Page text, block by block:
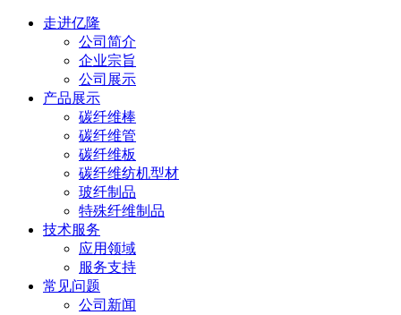
走进亿隆
公司简介
企业宗旨
公司展示
产品展示
碳纤维棒
碳纤维管
碳纤维板
碳纤维纺机型材
玻纤制品
特殊纤维制品
技术服务
应用领域
服务支持
常见问题
公司新闻